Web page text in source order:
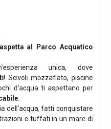
al Parco Acquatico
unica, dove
! Scivoli mozzafiato, piscine
d'acqua ti aspettano per
.
dell’acqua, fatti conquistare
e tuffati in un mare di